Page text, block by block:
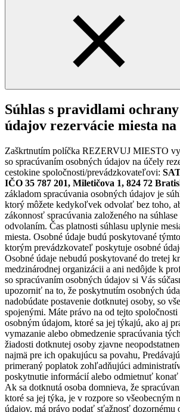
Súhlas s pravidlami
údajov rezervácie miesta na
Zaškrtnutím políčka REZERVUJ MIESTO
so spracúvaním osobných údajov na účely
cestokine spoločnosti/prevádzkovateľovi:
IČO 35 787 201, Miletičova 1, 824 72
základom spracúvania osobných údajov je
ktorý môžete kedykoľvek odvolať bez toho,
zákonnosť spracúvania založeného na
odvolaním. Čas platnosti súhlasu uplynie
miesta. Osobné údaje budú poskytované
ktorým prevádzkovateľ poskytuje osobné
Osobné údaje nebudú poskytované do tretej
medzinárodnej organizácii a ani nedôjde k
so spracúvaním osobných údajov si Vás
upozorniť na to, že poskytnutím osobných
nadobúdate postavenie dotknutej osoby, so
spojenými. Máte právo na od tejto
osobným údajom, ktoré sa jej týkajú, ako aj
vymazanie alebo obmedzenie spracúvania
žiadosti dotknutej osoby zjavne
najmä pre ich opakujúcu sa povahu,
primeraný poplatok zohľadňujúci
poskytnutie informácií alebo odmietnuť konať
Ak sa dotknutá osoba domnieva, že
ktoré sa jej týka, je v rozpore so všeobecným
údajov, má právo podať sťažnosť dozornému